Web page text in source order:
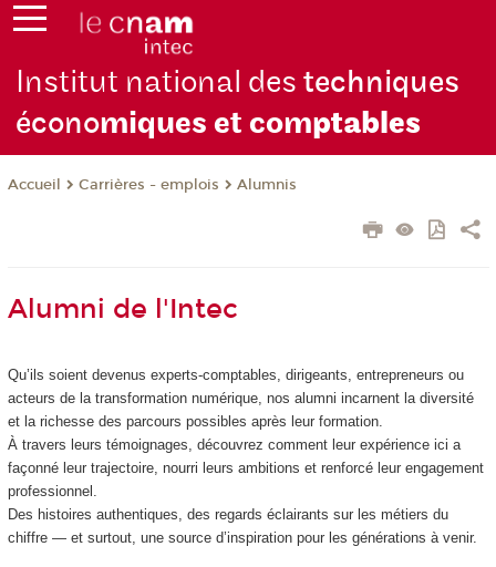
Institut national destechniques
économiques et comptables
Accueil Carrières - emplois Alumnis
Alumni de l'Intec
Qu’ils soient devenus experts-comptables, dirigeants, entrepreneurs ou
acteurs de la transformation numérique, nos alumni incarnent la diversité
et la richesse des parcours possibles après leur formation.
À travers leurs témoignages, découvrez comment leur expérience ici a
façonné leur trajectoire, nourri leurs ambitions et renforcé leur engagement
professionnel.
Des histoires authentiques, des regards éclairants sur les métiers du
chiffre — et surtout, une source d’inspiration pour les générations à venir.